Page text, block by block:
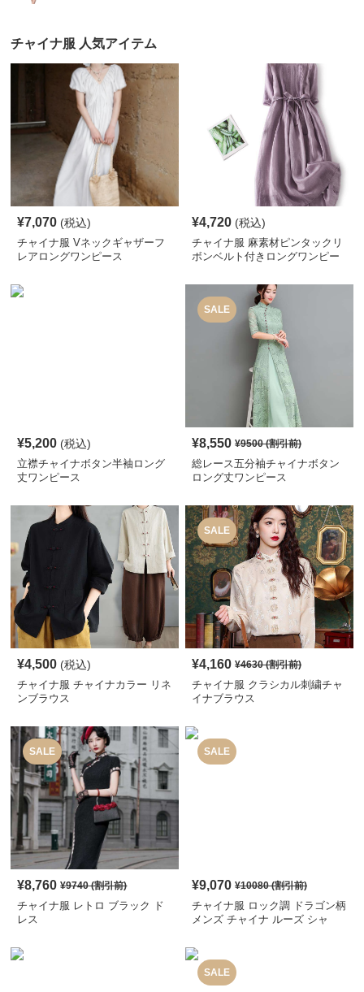
チャイナ服 人気アイテム
¥7,070 (税込)
チャイナ服 Vネックギャザーフ
レアロングワンピース
¥4,720 (税込)
チャイナ服 麻素材ピンタックリ
ボンベルト付きロングワンピー
¥5,200 (税込)
立襟チャイナボタン半袖ロング
丈ワンピース
SALE
¥8,550 ¥9500(割引前)
総レース五分袖チャイナボタン
ロング丈ワンピース
¥4,500 (税込)
チャイナ服 チャイナカラー リネ
ンブラウス
SALE
¥4,160 ¥4630(割引前)
チャイナ服 クラシカル刺繍チャ
イナブラウス
SALE
¥8,760 ¥9740(割引前)
チャイナ服 レトロ ブラック ド
レス
SALE
¥9,070 ¥10080(割引前)
チャイナ服 ロック調 ドラゴン柄
メンズ チャイナ ルーズ シャ
SALE